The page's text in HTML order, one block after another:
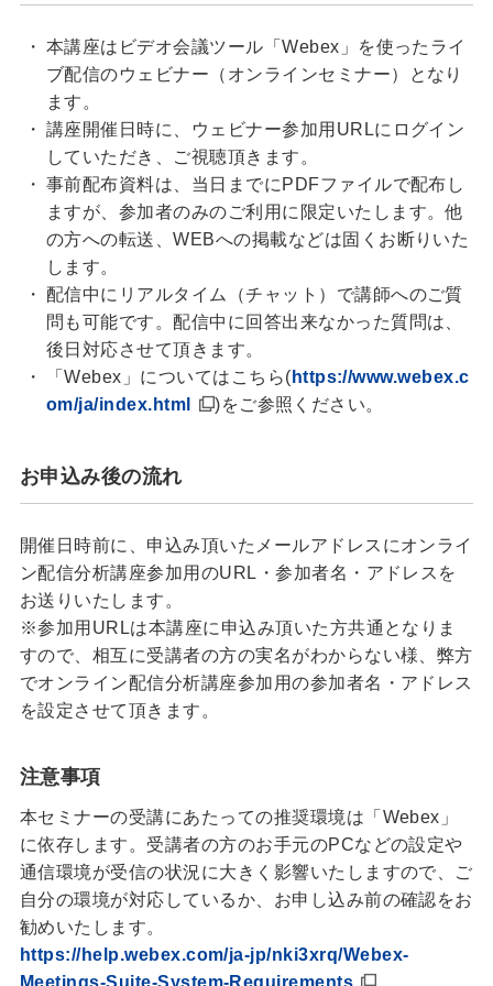
本講座はビデオ会議ツール「Webex」を使ったライ
ブ配信のウェビナー（オンラインセミナー）となり
ます。
講座開催日時に、ウェビナー参加用URLにログイン
していただき、ご視聴頂きます。
事前配布資料は、当日までにPDFファイルで配布し
ますが、参加者のみのご利用に限定いたします。他
の方への転送、WEBへの掲載などは固くお断りいた
します。
配信中にリアルタイム（チャット）で講師へのご質
問も可能です。配信中に回答出来なかった質問は、
後日対応させて頂きます。
「Webex」についてはこちら( https://www.webex.c
om/ja/index.html
)をご参照ください。
お申込み後の流れ
開催日時前に、申込み頂いたメールアドレスにオンライ
ン配信分析講座参加用のURL・参加者名・アドレスを
お送りいたします。
※参加用URLは本講座に申込み頂いた方共通となりま
すので、相互に受講者の方の実名がわからない様、弊方
でオンライン配信分析講座参加用の参加者名・アドレス
を設定させて頂きます。
注意事項
本セミナーの受講にあたっての推奨環境は「Webex」
に依存します。受講者の方のお手元のPCなどの設定や
通信環境が受信の状況に大きく影響いたしますので、ご
自分の環境が対応しているか、お申し込み前の確認をお
勧めいたします。
https://help.webex.com/ja-jp/nki3xrq/Webex-
Meetings-Suite-System-Requirements